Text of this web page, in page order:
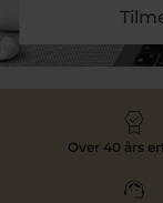
Over 40 års